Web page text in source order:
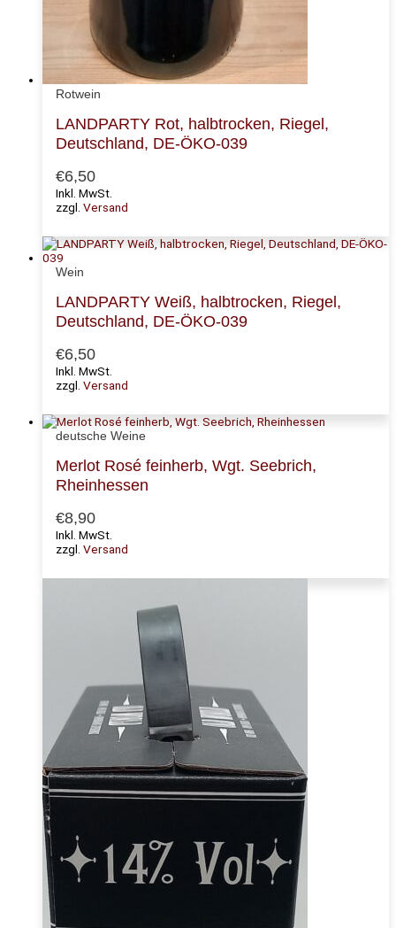
Rotwein
LANDPARTY Rot, halbtrocken, Riegel,
Deutschland, DE-ÖKO-039
€6,50
Inkl. MwSt.
zzgl. Versand
Wein
LANDPARTY Weiß, halbtrocken, Riegel,
Deutschland, DE-ÖKO-039
€6,50
Inkl. MwSt.
zzgl. Versand
deutsche Weine
Merlot Rosé feinherb, Wgt. Seebrich,
Rheinhessen
€8,90
Inkl. MwSt.
zzgl. Versand